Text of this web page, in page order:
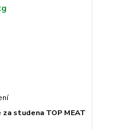
za studena TOP MEAT